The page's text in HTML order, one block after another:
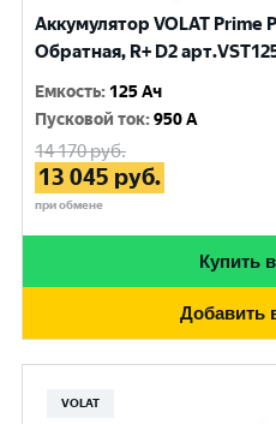
Аккумулятор VOLAT Prime
Обратная, R+ D2
Емкость: 125 Ач
Пусковой ток:950 A
14 170руб.
13 045 руб.
при обмене
Купить
Добавить
VOLAT